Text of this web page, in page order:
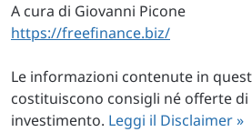
A cura di Giovanni Picone
https://freefinance.biz/
Le informazioni contenute in
costituiscono consigli né offerte di
investimento. Leggi il Disclaimer »